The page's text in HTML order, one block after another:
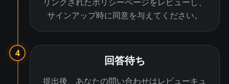
サインアップ時に同意を与えてください。
4
回答待ち
提出後、あなたの問い合わせはレビューキュ